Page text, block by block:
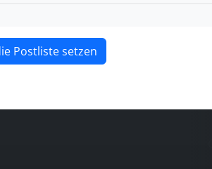
Postliste setzen